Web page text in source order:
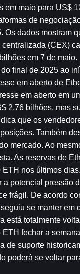
em maio para US$
de
Os dados mostram
(CEX)
em 7 de
final de 2025 ao
em aberto de
em aberto em
2,76 bilhões, mas
que os
Também
mercado. Ao
As reservas de
nos últimos
a potencial pressão
frágil. De acordo
se manter em
está totalmente
fechar a
de suporte
poderá se voltar